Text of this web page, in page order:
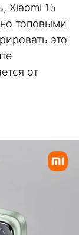
Xiaomi 15
топовыми
это
от